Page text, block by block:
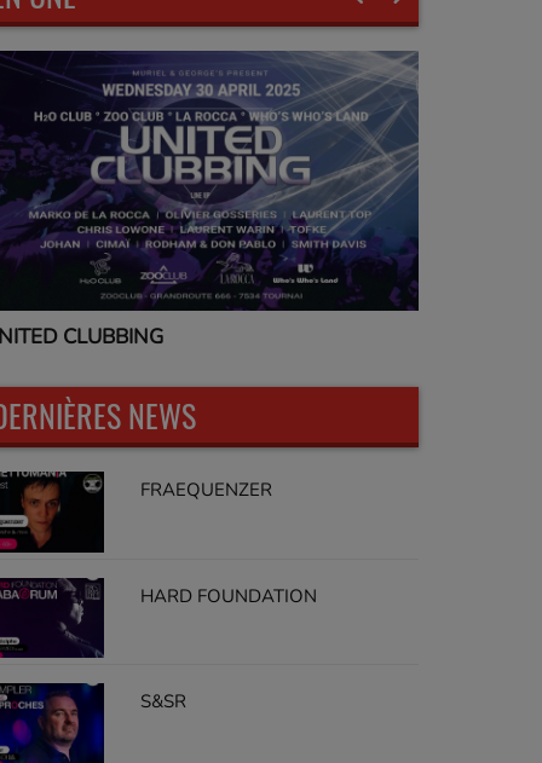
CLUBBING
NEWS
FRAEQUENZER
HARD FOUNDATION
S&SR